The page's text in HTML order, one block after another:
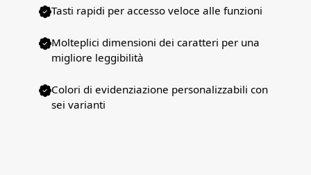
Tasti rapidi per accesso veloce alle funzioni
Molteplici dimensioni dei caratteri per una
migliore leggibilità
Colori di evidenziazione personalizzabili con
sei varianti